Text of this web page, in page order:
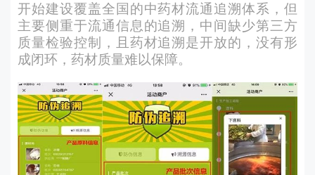
开始建设覆盖全国的中药材流通追溯体系，但
主要侧重于流通信息的追溯，中间缺少第三方
质量检验控制，且药材追溯是开放的，没有形
成闭环，药材质量难以保障。